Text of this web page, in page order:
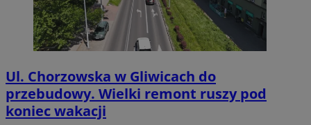
Ul. Chorzowska w Gliwicach do
przebudowy. Wielki remont ruszy pod
koniec wakacji